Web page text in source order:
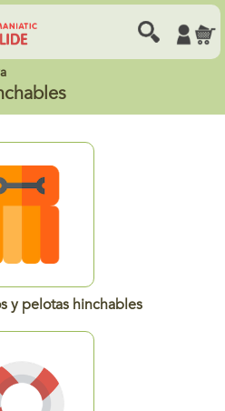
y pelotas hinchables